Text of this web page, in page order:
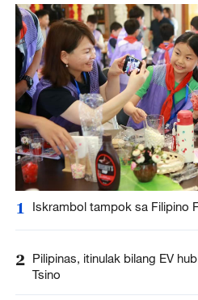
1 Iskrambol tampok sa Filipino
2 Pilipinas, itinulak bilang EV
Tsino